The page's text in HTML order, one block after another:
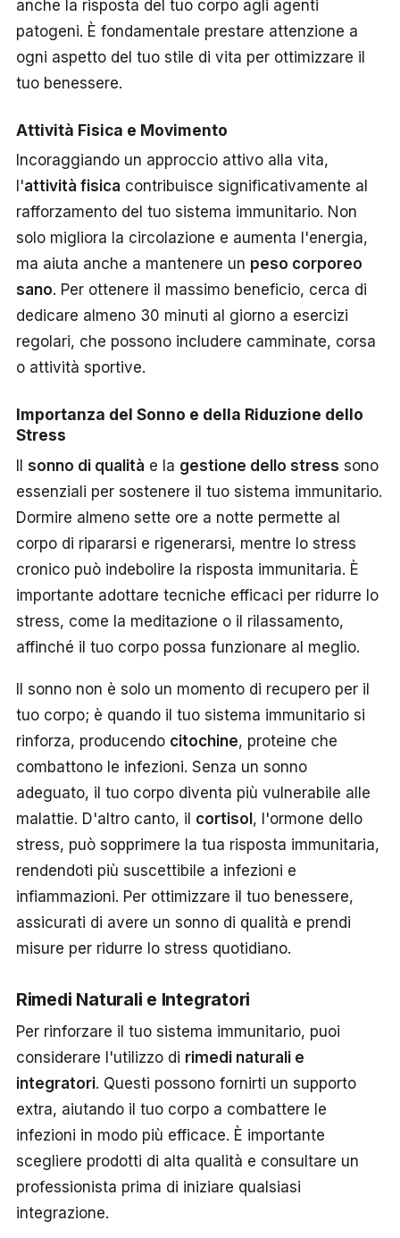
anche la risposta del tuo corpo agli agenti
patogeni. È fondamentale prestare attenzione a
ogni aspetto del tuo stile di vita per ottimizzare il
tuo benessere.
Attività Fisica e Movimento
Incoraggiando un approccio attivo alla vita,
l'attività fisica contribuisce significativamente al
rafforzamento del tuo sistema immunitario. Non
solo migliora la circolazione e aumenta l'energia,
ma aiuta anche a mantenere un peso corporeo
sano. Per ottenere il massimo beneficio, cerca di
dedicare almeno 30 minuti al giorno a esercizi
regolari, che possono includere camminate, corsa
o attività sportive.
Importanza del Sonno e della Riduzione dello
Stress
Il sonno di qualità e la gestione dello stress sono
essenziali per sostenere il tuo sistema immunitario.
Dormire almeno sette ore a notte permette al
corpo di ripararsi e rigenerarsi, mentre lo stress
cronico può indebolire la risposta immunitaria. È
importante adottare tecniche efficaci per ridurre lo
stress, come la meditazione o il rilassamento,
affinché il tuo corpo possa funzionare al meglio.
Il sonno non è solo un momento di recupero per il
tuo corpo; è quando il tuo sistema immunitario si
rinforza, producendo citochine, proteine che
combattono le infezioni. Senza un sonno
adeguato, il tuo corpo diventa più vulnerabile alle
malattie. D'altro canto, il cortisol , l'ormone dello
stress, può sopprimere la tua risposta immunitaria,
rendendoti più suscettibile a infezioni e
infiammazioni. Per ottimizzare il tuo benessere,
assicurati di avere un sonno di qualità e prendi
misure per ridurre lo stress quotidiano.
Rimedi Naturali e Integratori
Per rinforzare il tuo sistema immunitario, puoi
considerare l'utilizzo di rimedi naturali e
integratori. Questi possono fornirti un supporto
extra, aiutando il tuo corpo a combattere le
infezioni in modo più efficace. È importante
scegliere prodotti di alta qualità e consultare un
professionista prima di iniziare qualsiasi
integrazione.